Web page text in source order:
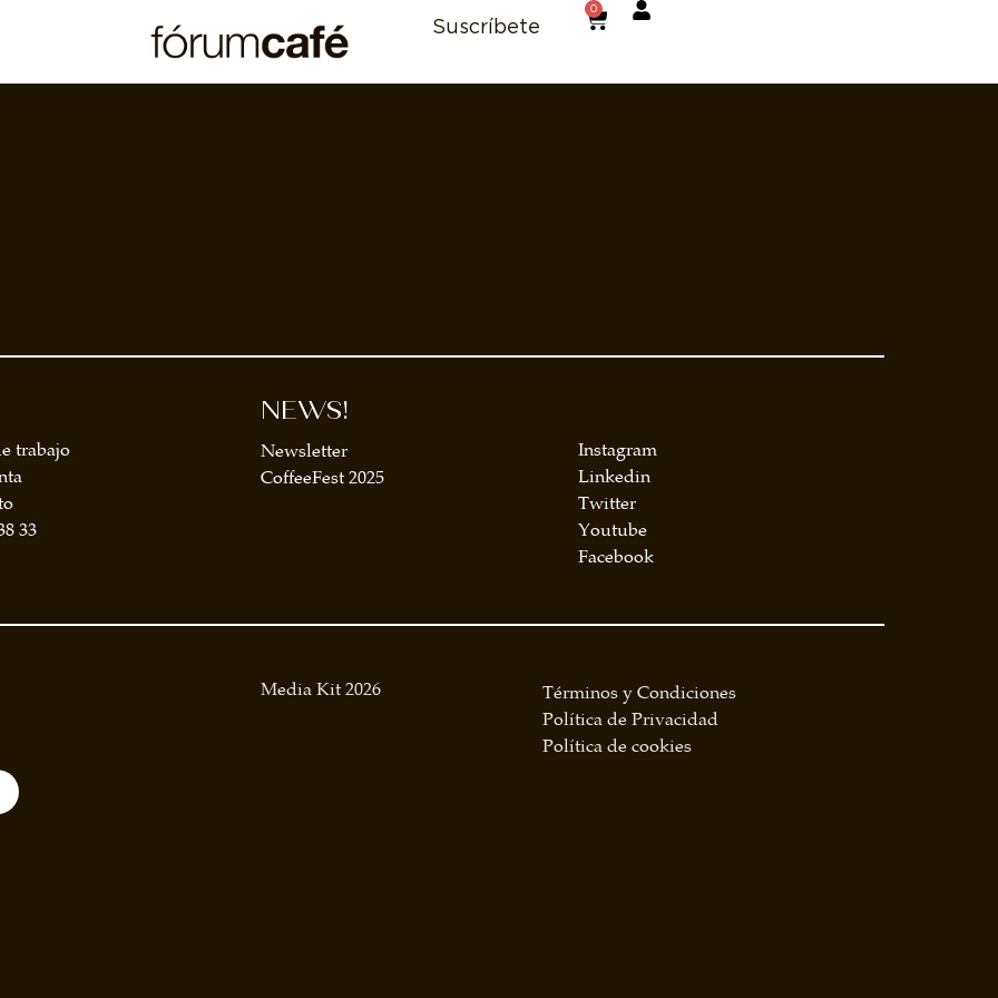
Suscríbete
0
trabajo
33
NEWS!
Newsletter
CoffeeFest 2025
Instagram
Linkedin
Twitter
Youtube
Facebook
Media Kit 2026
Términos y Condiciones
Política de Privacidad
Política de cookies